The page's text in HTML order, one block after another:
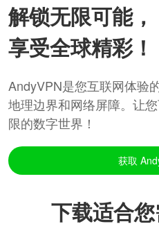
解锁无限可能，
享受全球精彩！
AndyVPN是您互联网体验
地理边界和网络屏障。让
限的数字世界！
获取
下载适合